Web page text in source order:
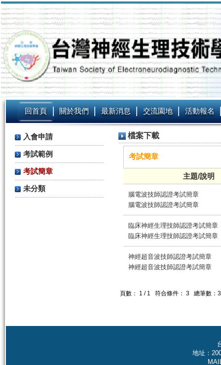
回首頁 關於我們 最新消息 交流園地 活動報名
入會申請
考試範例
考試簡章
未分類
檔案下載
考試簡章
主題/說明
腦電波技師認證考試簡章
腦電波技師認證考試簡章
臨床神經生理技師認證考試簡章
臨床神經生理技師認證考試簡章
神經超音波技師認證考試簡章
神經超音波技師認證考試簡章
頁數： 1 / 1 符合條件： 3 總筆數： 3
地址：